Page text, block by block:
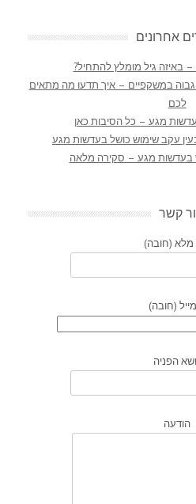
אחרונים
באיזה גיל מומלץ להתחיל?
במשקפיים – איך תדעו מה מתאים
לכם
מגע – כל הסיבות כאן
עקב שימוש כושל בעדשות מגע
בעדשות מגע – סקירה מלאה
קשר
(חובה)
(חובה)
הפניה
הודעה